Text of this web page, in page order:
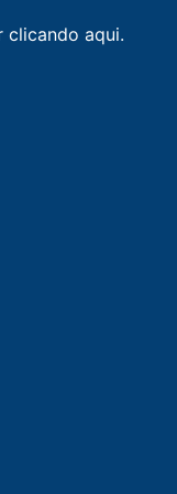
clicando aqui.